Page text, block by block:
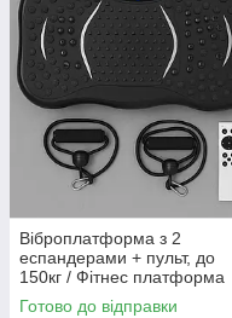
Віброплатформа з 2
еспандерами + пульт, до
150кг / Фітнес платформа
для вправ на все тіло
Готово до відправки